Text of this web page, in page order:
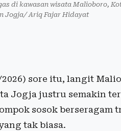
di kawasan wisata Malioboro,
Jogja/ Ariq Fajar Hidayat
sore itu, langit
Jogja justru semakin
sosok berseragam
tak biasa.